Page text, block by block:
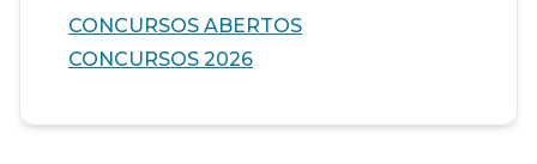
CONCURSOS ABERTOS
CONCURSOS 2026